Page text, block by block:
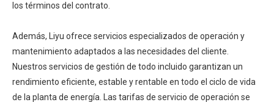
los términos del contrato.
Además, Liyu ofrece servicios especializados de operación y
mantenimiento adaptados a las necesidades del cliente.
Nuestros servicios de gestión de todo incluido garantizan un
rendimiento eficiente, estable y rentable en todo el ciclo de vida
de la planta de energía. Las tarifas de servicio de operación se